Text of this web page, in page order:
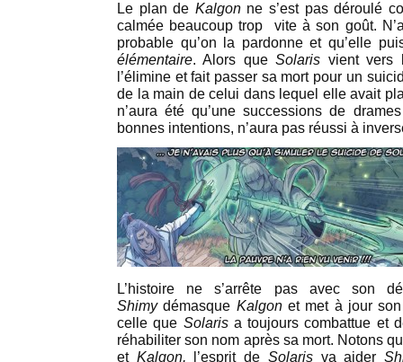
Le plan de Kalgonne s’est pas déroulé
calmée beaucoup trop vite à son goût.
probable qu’on la pardonne et qu’elle
élémentaire. Alors queSolaris vient vers
l’élimine et fait passer sa mort pour un
de la main de celui dans lequel elle avait
n’aura été qu’une successions de
bonnes intentions, n’aura pas réussi à
L’histoire ne s’arrête pas avec son
Shimydémasque Kalgonet met à jour son
celle que Solarisa toujours combattue et
réhabiliter son nom après sa mort. Notons
et Kalgon, l’esprit de Solarisva aider